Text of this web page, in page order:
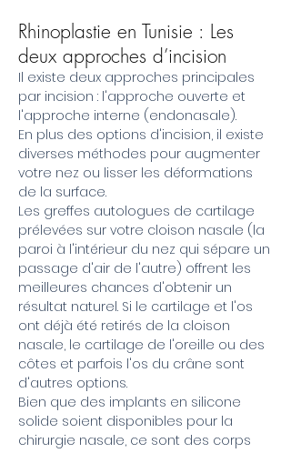
Rhinoplastie en Tunisie : Les
deux approches d’incision
Il existe deux approches principales
par incision : l'approche ouverte et
l'approche interne (endonasale).
En plus des options d'incision, il existe
diverses méthodes pour augmenter
votre nez ou lisser les déformations
de la surface.
Les greffes autologues de cartilage
prélevées sur votre cloison nasale (la
paroi à l'intérieur du nez qui sépare un
passage d'air de l'autre) offrent les
meilleures chances d'obtenir un
résultat naturel. Si le cartilage et l'os
ont déjà été retirés de la cloison
nasale, le cartilage de l'oreille ou des
côtes et parfois l'os du crâne sont
d'autres options.
Bien que des implants en silicone
solide soient disponibles pour la
chirurgie nasale, ce sont des corps